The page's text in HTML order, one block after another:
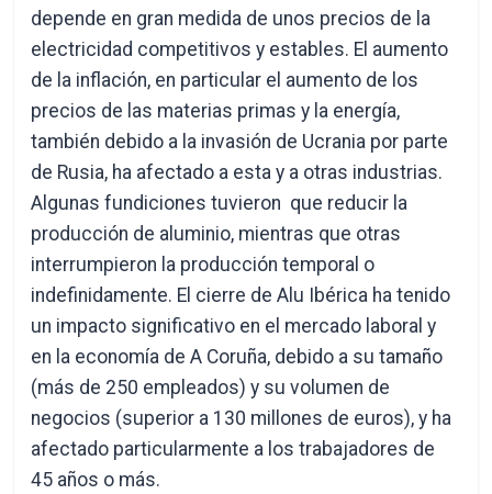
depende en gran medida de unos precios de la
electricidad competitivos y estables. El aumento
de la inflación, en particular el aumento de los
precios de las materias primas y la energía,
también debido a la invasión de Ucrania por parte
de Rusia, ha afectado a esta y a otras industrias.
Algunas fundiciones tuvieron que reducir la
producción de aluminio, mientras que otras
interrumpieron la producción temporal o
indefinidamente. El cierre de Alu Ibérica ha tenido
un impacto significativo en el mercado laboral y
en la economía de A Coruña, debido a su tamaño
(más de 250 empleados) y su volumen de
negocios (superior a 130 millones de euros), y ha
afectado particularmente a los trabajadores de
45 años o más.